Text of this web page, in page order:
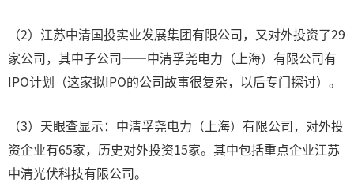
（2）江苏中清国投实业发展集团有限公司，又对外投资了29
家公司，其中子公司——中清孚尧电力（上海）有限公司有
IPO计划（这家拟IPO的公司故事很复杂，以后专门探讨）。
（3）天眼查显示：中清孚尧电力（上海）有限公司，对外投
资企业有65家，历史对外投资15家。其中包括重点企业江苏
中清光伏科技有限公司。